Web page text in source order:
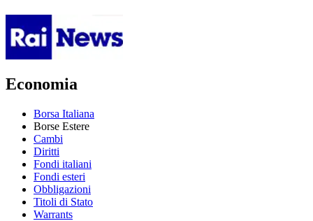
Economia
Borsa Italiana
Borse Estere
Cambi
Diritti
Fondi italiani
Fondi esteri
Obbligazioni
Titoli di Stato
Warrants